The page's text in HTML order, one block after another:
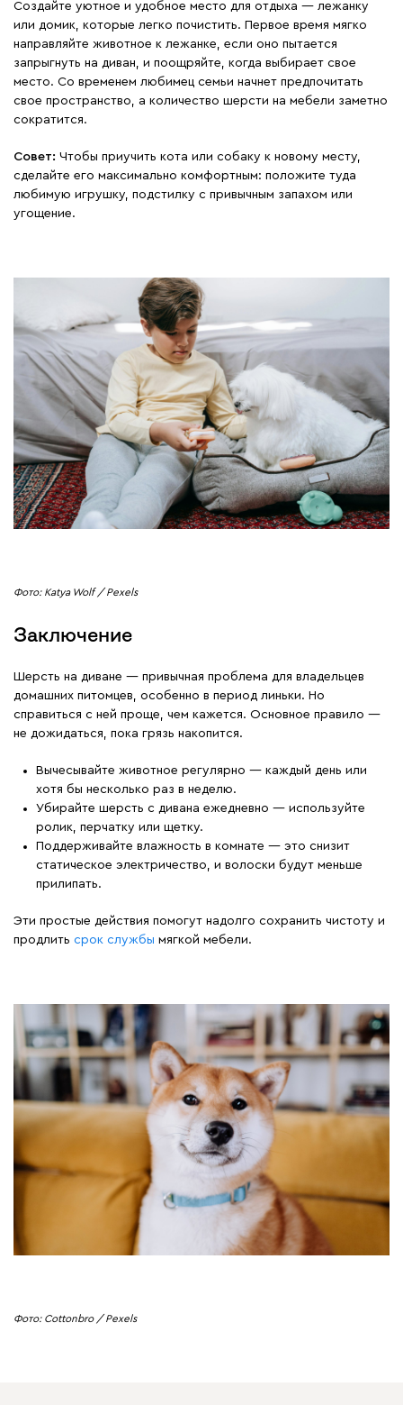
Создайте уютное и удобное место для отдыха — лежанку
или домик, которые легко почистить. Первое время мягко
направляйте животное к лежанке, если оно пытается
запрыгнуть на диван, и поощряйте, когда выбирает свое
место. Со временем любимец семьи начнет предпочитать
свое пространство, а количество шерсти на мебели заметно
сократится.
Совет: Чтобы приучить кота или собаку к новому месту,
сделайте его максимально комфортным: положите туда
любимую игрушку, подстилку с привычным запахом или
угощение.
Фото: Katya Wolf / Pexels
Заключение
Шерсть на диване — привычная проблема для владельцев
домашних питомцев, особенно в период линьки. Но
справиться с ней проще, чем кажется. Основное правило —
не дожидаться, пока грязь накопится.
Вычесывайте животное регулярно — каждый день или
хотя бы несколько раз в неделю.
Убирайте шерсть с дивана ежедневно — используйте
ролик, перчатку или щетку.
Поддерживайте влажность в комнате — это снизит
статическое электричество, и волоски будут меньше
прилипать.
Эти простые действия помогут надолго сохранить чистоту и
продлить срок службы мягкой мебели.
Фото: Cottonbro / Pexels